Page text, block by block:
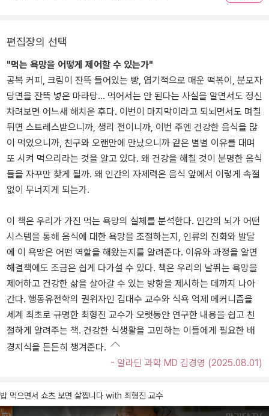
편집장의 선택
"먹는 욕망을 어떻게 제어할 수 있는가"
공복 커피, 크림이 잔뜩 들어있는 빵, 엽기적으로 매운 떡볶이, 분모자
당면을 잔뜩 넣은 마라탕... 먹어서는 안 된다는 사실을 알면서도 정신
차려보면 어느새 해치운 후다. 이번이 마지막이라고 되뇌면서도 며칠
뒤면 스트레스받으니까, 생리 전이니까, 이번 주엔 건강한 음식을 많
이 먹었으니까, 친구와 오랜만에 만났으니까 같은 별별 이유를 대며
또 시켜 먹으리라는 것을 알고 있다. 왜 건강을 해칠 것이 분명한 음식
들을 자꾸만 찾게 될까. 왜 인간의 자제력은 음식 앞에서 이렇게 속절
없이 무너지게 되는가.
이 책은 우리가 가진 먹는 욕망의 실체를 분석한다. 인간의 뇌가 어떤
시스템을 통해 음식에 대한 욕망을 조절하는지, 인류의 진화와 발달
에 이 욕망은 어떤 역할을 해왔는지를 알려준다. 이유와 과정을 알면
해결책에도 조금은 쉽게 다가설 수 있다. 책은 우리의 날뛰는 욕망을
제어하고 건강한 삶을 살아갈 수 있는 방향을 제시하는 데까지 나아
간다. 행동유전학의 권위자인 김대수 교수와 식욕 억제 메커니즘을
세계 최초로 규명한 최형진 교수가 오랫동안 연구한 내용을 쉽고 친
절하게 알려주는 책. 건강한 식생활을 고민하는 이들에게 필요한 배
경지식을 든든히 챙겨준다.
- 알라딘 과학 MD 김경영 (2025.08.01)
밥 먹으면서 쇼츠 보면 살찝니다 with 최형진 교수